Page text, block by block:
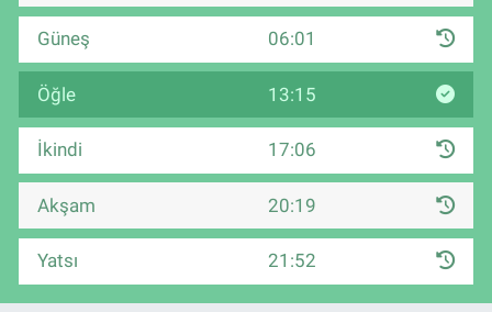
Güneş 06:01
Öğle 13:15
İkindi 17:06
Akşam 20:19
Yatsı 21:52